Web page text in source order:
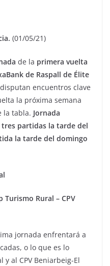
(01/05/21)
de la primera vuelta
de Raspall de Élite
encuentros clave
la próxima semana
la tabla. Jornada
tres partidas la tarde del
la tarde del domingo
Rural – CPV
jornada enfrentará a
o lo que es lo
y al CPV Beniarbeig-El